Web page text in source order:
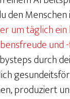
den
um täglich
und
durch
produziert